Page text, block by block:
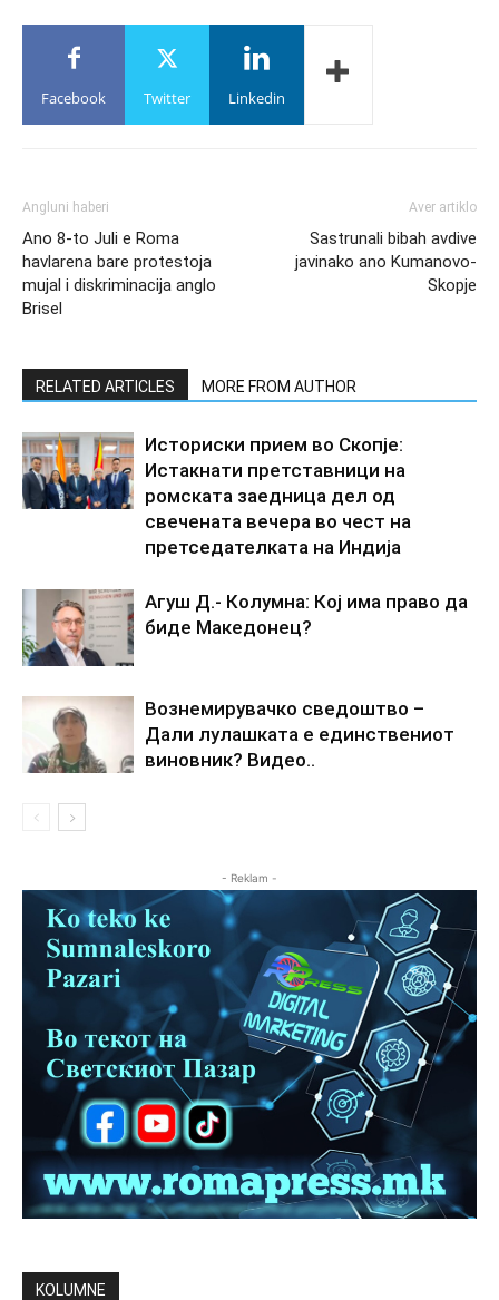
Facebook Twitter Linkedin
Angluni haberi
Ano 8-to Juli e Roma
havlarena bare protestoja
mujal i diskriminacija anglo
Brisel
Aver artiklo
Sastrunali bibah avdive
javinako ano Kumanovo-
Skopje
RELATED ARTICLES MORE FROM AUTHOR
Историски прием во Скопје:
Истакнати претставници на
ромската заедница дел од
свечената вечера во чест на
претседателката на Индија
Агуш Д.- Колумна: Кој има право да
биде Македонец?
Вознемирувачко сведоштво –
Дали лулашката е единствениот
виновник? Видео..
- Reklam -
KOLUMNE